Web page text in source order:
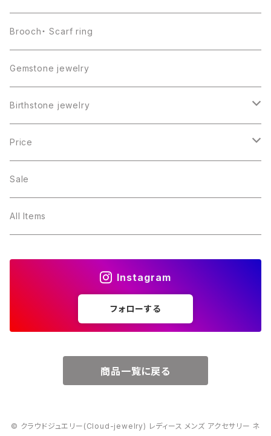
Brooch・ Scarf ring
Gemstone jewelry
Birthstone jewelry
１月・ガーネット
２月・アメジスト
３月・アクアマリン
Price
～5000円
～10000円
Sale
All Items
Instagram
フォローする
商品一覧に戻る
© クラウドジュエリー(Cloud-jewelry) レディース メンズ アクセサリー ネ